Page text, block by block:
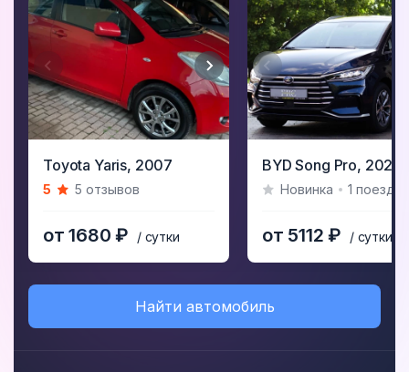
Toyota Yaris, 2007
5 5 отзывов
от 1680 ₽ / сутки
BYD Song Pro, 2021
Новинка 1 поездка
от 5112 ₽ / сутки
Найти автомобиль